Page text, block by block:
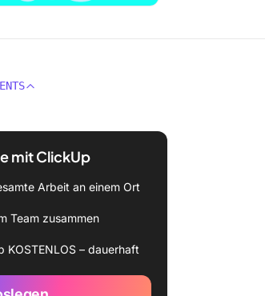
mit ClickUp
Arbeit an einem Ort
Team zusammen
KOSTENLOS – dauerhaft